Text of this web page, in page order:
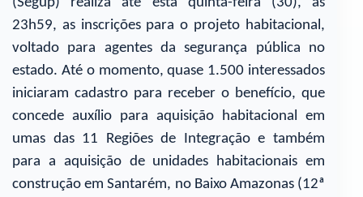
23h59, as inscrições para o projeto habitacional,
voltado para agentes da segurança pública no
estado. Até o momento, quase 1.500 interessados
iniciaram cadastro para receber o benefício, que
concede auxílio para aquisição habitacional em
umas das 11 Regiões de Integração e também
para a aquisição de unidades habitacionais em
construção em Santarém, no Baixo Amazonas (12ª